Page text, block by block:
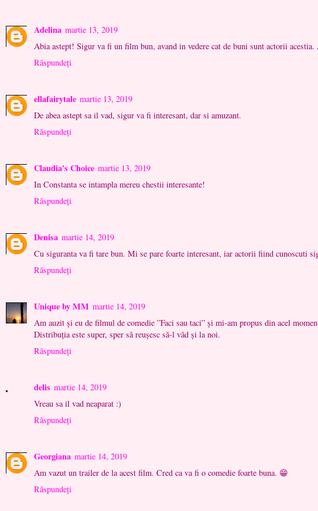
Adelina martie 13, 2019
Abia astept! Sigur va fi un film bun, avand in vedere cat de buni sunt actorii
Răspundeți
ellafairytale martie 13, 2019
De abea astept sa il vad, sigur va fi interesant, dar si amuzant.
Răspundeți
Claudia's Choice martie 13, 2019
In Constanta se intampla mereu chestii interesante!
Răspundeți
Denisa martie 14, 2019
Cu siguranta va fi tare bun. Mi se pare foarte interesant, iar actorii fiind cunoscuti
Răspundeți
Unique by MM martie 14, 2019
Am auzit și eu de filmul de comedie ”Faci sau taci” și mi-am propus din acel
Distribuția este super, sper să reușesc să-l văd și la noi.
Răspundeți
delis martie 14, 2019
Vreau sa il vad neaparat :)
Răspundeți
Georgiana martie 14, 2019
Am vazut un trailer de la acest film. Cred ca va fi o comedie foarte buna. 😁
Răspundeți